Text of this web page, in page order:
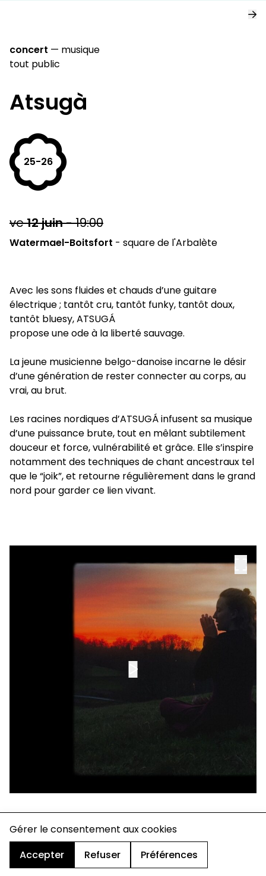
Gérer le consentement aux cookies
Accepter
Refuser Préférences
concert — musique
tout public
Atsugà
25-26
ve12juin-19:00
Watermael-Boitsfort - square de l'Arbalète
Avec les sons fluides et chauds d’une guitare
électrique ; tantôt cru, tantôt funky, tantôt doux,
tantôt bluesy, ATSUGÁ
propose une ode à la liberté sauvage.
La jeune musicienne belgo-danoise incarne le désir
d’une génération de rester connecter au corps, au
vrai, au brut.
Les racines nordiques d’ATSUGÁ infusent sa musique
d’une puissance brute, tout en mêlant subtilement
douceur et force, vulnérabilité et grâce. Elle s’inspire
notamment des techniques de chant ancestraux tel
que le “joik”, et retourne régulièrement dans le grand
nord pour garder ce lien vivant.
charte de confidentialité
mentions légales
cookies
design & développement :